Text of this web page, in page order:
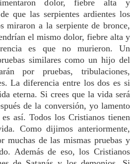
dolor, fiebre alta y
que las serpientes ardientes los
miraron a la serpiente de bronce,
el mismo dolor, fiebre alta y
es que no murieron. Un
similares como un hijo del
por pruebas, tribulaciones,
La diferencia entre los dos es si
eterna. Si crees que la vida será
de la conversión, yo lamento
así. Todos los Cristianos tienen
Como dijimos anteriormente,
muchas de las mismas pruebas y
Además de eso, los Cristianos